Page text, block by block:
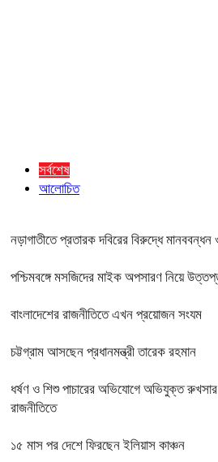
সর্বশেষ
আলোচিত
নড়াগাতীতে প্রতারক দবিরের বিরুদ্ধে মানববন্ধন
পশ্চিমবঙ্গে মসজিদের মাইক অপসারণ নিয়ে
বাংলাদেশের রাজনীতিতে এখন প্রয়োজন সংযম
চট্টগ্রাম আসছেন প্রধানমন্ত্রী তারেক রহমান
ধর্ষণ ও শিশু পাচারের অভিযোগে অভিযুক্ত
রাজনীতিতে
১৫ মাস পর দেশে ফিরছেন ইলিয়াস কাঞ্চন